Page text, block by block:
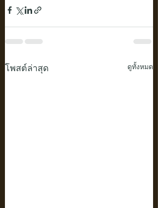
โพสต์ล่าสุด ดูทั้งหมด